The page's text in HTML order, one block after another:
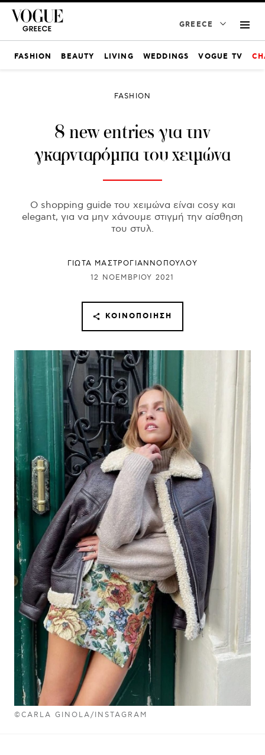
GREECE
FASHION BEAUTY LIVING WEDDINGS VOGUE TV
©CARLA GINOLA/INSTAGRAM
FASHION
8 new entries για την
γκαρνταρόμπα του χειμώνα
Ο shopping guide του χειμώνα είναι cosy και
elegant, για να μην χάνουμε στιγμή την αίσθηση
του στυλ.
ΓΙΩΤΑ ΜΑΣΤΡΟΓΙΑΝΝΟΠΟΥΛΟΥ
12 ΝΟΕΜΒΡΊΟΥ 2021
ΚΟΙΝΟΠΟΊΗΣΗ